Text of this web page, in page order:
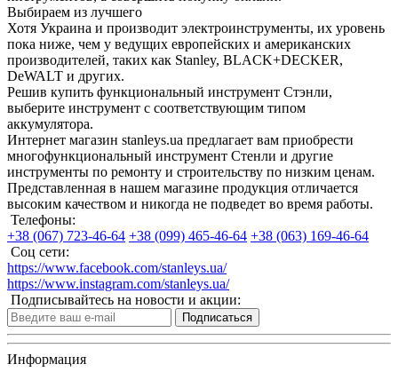
Выбираем из лучшего
Хотя Украина и производит электроинструменты, их уровень
пока ниже, чем у ведущих европейских и американских
производителей, таких как Stanley, BLACK+DECKER,
DeWALT и других.
Решив купить функциональный инструмент Стэнли,
выберите инструмент с соответствующим типом
аккумулятора.
Интернет магазин stanleys.ua предлагает вам приобрести
многофункциональный инструмент Стенли и другие
инструменты по ремонту и строительству по низким ценам.
Представленная в нашем магазине продукция отличается
высоким качеством и никогда не подведет во время работы.
Телефоны:
+38 (067) 723-46-64 +38 (099) 465-46-64 +38 (063) 169-46-64
Соц сети:
https://www.facebook.com/stanleys.ua/
https://www.instagram.com/stanleys.ua/
Подписывайтесь на новости и акции:
Подписаться
Информация